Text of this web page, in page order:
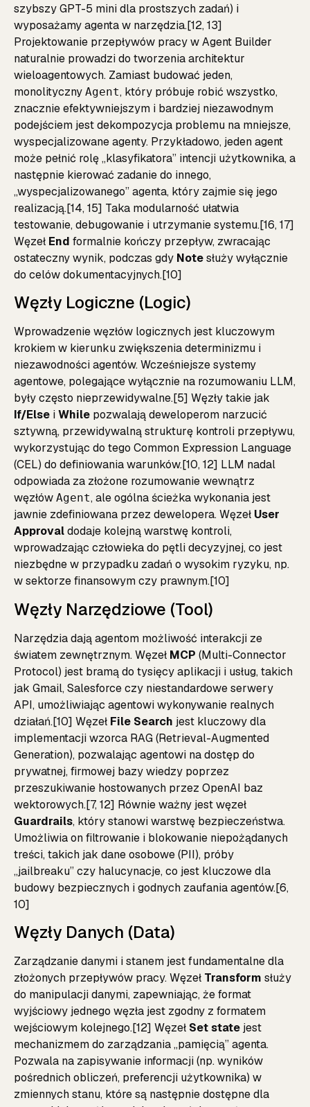
szybszy GPT-5 mini dla prostszych zadań) i
wyposażamy agenta w narzędzia.[12, 13]
Projektowanie przepływów pracy w Agent Builder
naturalnie prowadzi do tworzenia architektur
wieloagentowych. Zamiast budować jeden,
monolityczny Agent, który próbuje robić wszystko,
znacznie efektywniejszym i bardziej niezawodnym
podejściem jest dekompozycja problemu na mniejsze,
wyspecjalizowane agenty. Przykładowo, jeden agent
może pełnić rolę „klasyfikatora” intencji użytkownika, a
następnie kierować zadanie do innego,
„wyspecjalizowanego” agenta, który zajmie się jego
realizacją.[14, 15] Taka modularność ułatwia
testowanie, debugowanie i utrzymanie systemu.[16, 17]
Węzeł End formalnie kończy przepływ, zwracając
ostateczny wynik, podczas gdy Notesłuży wyłącznie
do celów dokumentacyjnych.[10]
Węzły Logiczne (Logic)
Wprowadzenie węzłów logicznych jest kluczowym
krokiem w kierunku zwiększenia determinizmu i
niezawodności agentów. Wcześniejsze systemy
agentowe, polegające wyłącznie na rozumowaniu LLM,
były często nieprzewidywalne.[5] Węzły takie jak
If/Else iWhile pozwalają deweloperom narzucić
sztywną, przewidywalną strukturę kontroli przepływu,
wykorzystując do tego Common Expression Language
(CEL) do definiowania warunków.[10, 12] LLM nadal
odpowiada za złożone rozumowanie wewnątrz
węzłów Agent, ale ogólna ścieżka wykonania jest
jawnie zdefiniowana przez dewelopera. Węzeł User
Approvaldodaje kolejną warstwę kontroli,
wprowadzając człowieka do pętli decyzyjnej, co jest
niezbędne w przypadku zadań o wysokim ryzyku, np.
w sektorze finansowym czy prawnym.[10]
Węzły Narzędziowe (Tool)
Narzędzia dają agentom możliwość interakcji ze
światem zewnętrznym. Węzeł MCP (Multi-Connector
Protocol) jest bramą do tysięcy aplikacji i usług, takich
jak Gmail, Salesforce czy niestandardowe serwery
API, umożliwiając agentowi wykonywanie realnych
działań.[10] Węzeł File Search jest kluczowy dla
implementacji wzorca RAG (Retrieval-Augmented
Generation), pozwalając agentowi na dostęp do
prywatnej, firmowej bazy wiedzy poprzez
przeszukiwanie hostowanych przez OpenAI baz
wektorowych.[7, 12] Równie ważny jest węzeł
Guardrails, który stanowi warstwę bezpieczeństwa.
Umożliwia on filtrowanie i blokowanie niepożądanych
treści, takich jak dane osobowe (PII), próby
„jailbreaku” czy halucynacje, co jest kluczowe dla
budowy bezpiecznych i godnych zaufania agentów.[6,
10]
Węzły Danych (Data)
Zarządzanie danymi i stanem jest fundamentalne dla
złożonych przepływów pracy. Węzeł Transform służy
do manipulacji danymi, zapewniając, że format
wyjściowy jednego węzła jest zgodny z formatem
wejściowym kolejnego.[12] Węzeł Set state jest
mechanizmem do zarządzania „pamięcią” agenta.
Pozwala na zapisywanie informacji (np. wyników
pośrednich obliczeń, preferencji użytkownika) w
zmiennych stanu, które są następnie dostępne dla